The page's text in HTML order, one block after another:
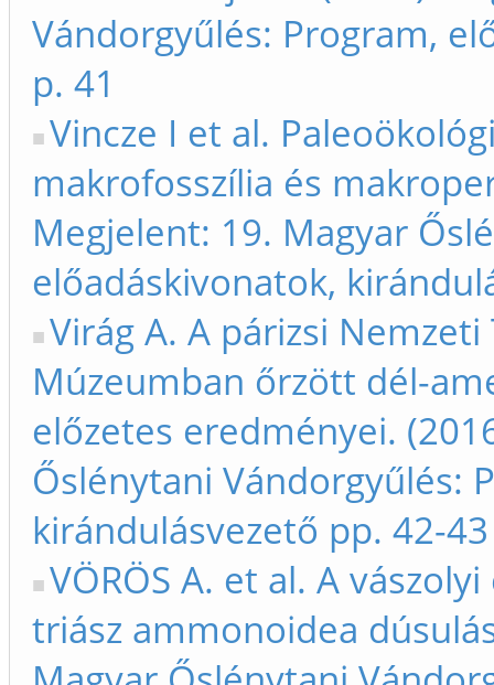
Vándorgyűlés: Program,
p. 41
Vincze I et al.
makrofosszília és
Megjelent: 19. Magyar
előadáskivonatok,
Virág A. A párizsi
Múzeumban őrzött dél-
előzetes eredményei.
Őslénytani Vándorgyűlés:
kirándulásvezető pp. 42-43
VÖRÖS A. et al. A
triász ammonoidea